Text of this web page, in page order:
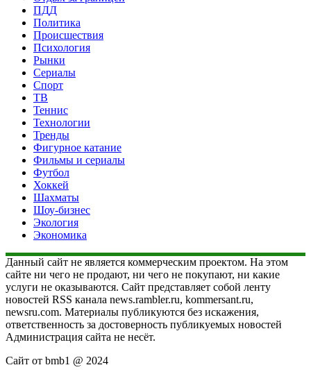
ПДД
Политика
Происшествия
Психология
Рынки
Сериалы
Спорт
ТВ
Теннис
Технологии
Тренды
Фигурное катание
Фильмы и сериалы
Футбол
Хоккей
Шахматы
Шоу-бизнес
Экология
Экономика
Данный сайт не является коммерческим проектом. На этом
сайте ни чего не продают, ни чего не покупают, ни какие
услуги не оказываются. Сайт представляет собой ленту
новостей RSS канала news.rambler.ru, kommersant.ru,
newsru.com. Материалы публикуются без искажения,
ответственность за достоверность публикуемых новостей
Администрация сайта не несёт.
Сайт от bmb1 @ 2024